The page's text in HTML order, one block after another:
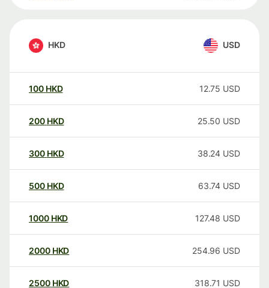
HKD USD
100 HKD 12.75 USD
200 HKD 25.50 USD
300 HKD 38.24 USD
500 HKD 63.74 USD
1000 HKD 127.48 USD
2000 HKD 254.96 USD
2500 HKD 318.71 USD